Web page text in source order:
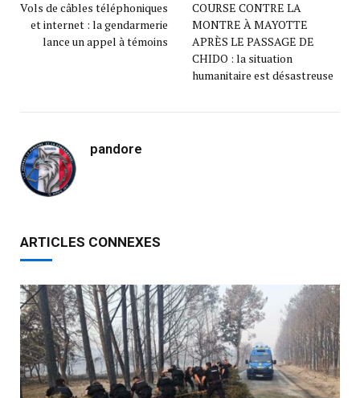
Vols de câbles téléphoniques
et internet : la gendarmerie
lance un appel à témoins
COURSE CONTRE LA
MONTRE À MAYOTTE
APRÈS LE PASSAGE DE
CHIDO : la situation
humanitaire est désastreuse
pandore
ARTICLES CONNEXES